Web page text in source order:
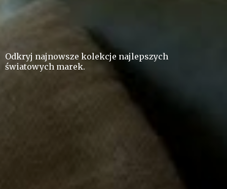
Odkryj najnowsze kolekcje najlepszych
światowych marek.